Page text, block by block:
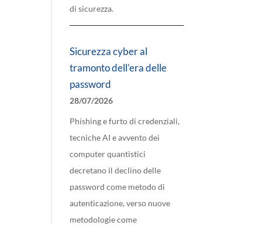
di sicurezza.
Sicurezza cyber al
tramonto dell’era delle
password
28/07/2026
Phishing e furto di credenziali,
tecniche AI e avvento dei
computer quantistici
decretano il declino delle
password come metodo di
autenticazione, verso nuove
metodologie come